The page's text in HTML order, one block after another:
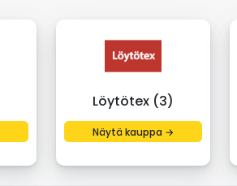
Löytötex (3)
Näytä kauppa →